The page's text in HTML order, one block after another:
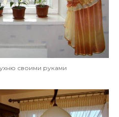
своими руками